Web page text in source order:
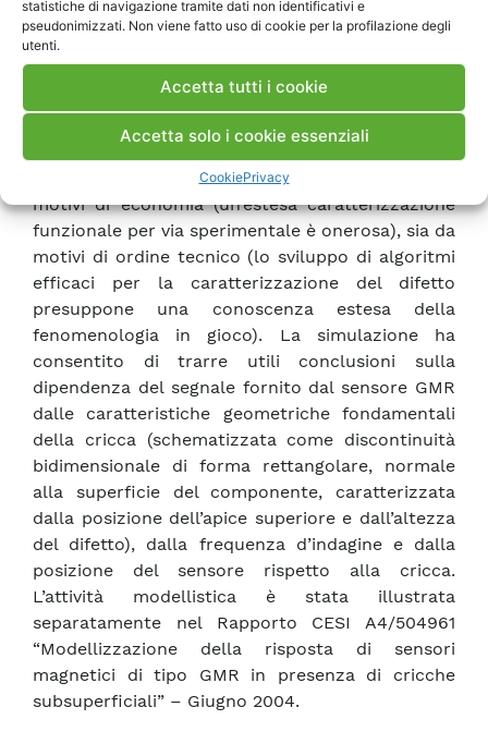
statistiche di navigazione tramite dati non identificativi e
pseudonimizzati. Non viene fatto uso di cookie per la profilazione degli
utenti.
Accetta tutti i cookie
Accetta solo i cookie essenziali
CookiePrivacy
GMR e di sviluppare adeguati algoritmi di
elaborazione del segnale per la corretta
dimensionali del difetto, confermando la
fattibilità di principio del controllo in oggetto.
funzionale per via modellistica è suggerita sia da
motivi di economia (un’estesa caratterizzazione
funzionale per via sperimentale è onerosa), sia da
motivi di ordine tecnico (lo sviluppo di algoritmi
efficaci per la caratterizzazione del difetto
presuppone una conoscenza estesa della
fenomenologia in gioco). La simulazione ha
consentito di trarre utili conclusioni sulla
dipendenza del segnale fornito dal sensore GMR
dalle caratteristiche geometriche fondamentali
della cricca (schematizzata come discontinuità
bidimensionale di forma rettangolare, normale
alla superficie del componente, caratterizzata
dalla posizione dell’apice superiore e dall’altezza
del difetto), dalla frequenza d’indagine e dalla
posizione del sensore rispetto alla cricca.
L’attività modellistica è stata illustrata
separatamente nel Rapporto CESI A4/504961
“Modellizzazione della risposta di sensori
magnetici di tipo GMR in presenza di cricche
subsuperficiali” – Giugno 2004.